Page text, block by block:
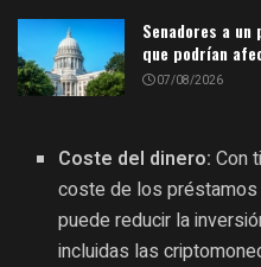
Senadores a
que podrían
07/08/2026
Coste del dinero: Con
coste de los préstamos
puede reducir la
incluidas las